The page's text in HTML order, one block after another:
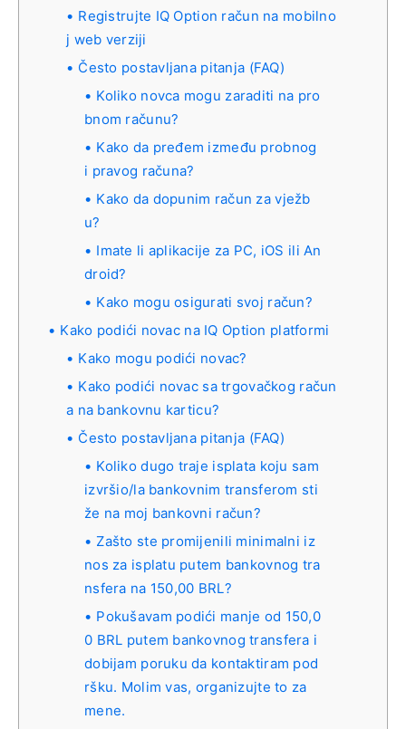
Registrujte IQ Option račun na mobilno
j web verziji
Često postavljana pitanja (FAQ)
Koliko novca mogu zaraditi na pro
bnom računu?
Kako da pređem između probnog
i pravog računa?
Kako da dopunim račun za vježb
u?
Imate li aplikacije za PC, iOS ili An
droid?
Kako mogu osigurati svoj račun?
Kako podići novac na IQ Option platformi
Kako mogu podići novac?
Kako podići novac sa trgovačkog račun
a na bankovnu karticu?
Često postavljana pitanja (FAQ)
Koliko dugo traje isplata koju sam
izvršio/la bankovnim transferom sti
že na moj bankovni račun?
Zašto ste promijenili minimalni iz
nos za isplatu putem bankovnog tra
nsfera na 150,00 BRL?
Pokušavam podići manje od 150,0
0 BRL putem bankovnog transfera i
dobijam poruku da kontaktiram pod
ršku. Molim vas, organizujte to za
mene.